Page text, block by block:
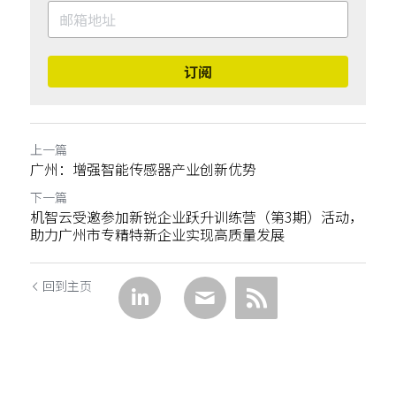
订阅
上一篇
广州：增强智能传感器产业创新优势
下一篇
机智云受邀参加新锐企业跃升训练营（第3期）活动，
助力广州市专精特新企业实现高质量发展
回到主页